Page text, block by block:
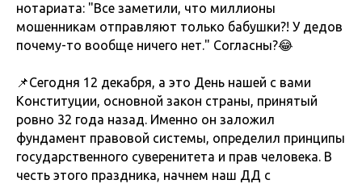
нотариата: "Все заметили, что миллионы
мошенникам отправляют только бабушки?! У дедов
почему-то вообще ничего нет." Согласны?😂
📌Сегодня 12 декабря, а это День нашей с вами
Конституции, основной закон страны, принятый
ровно 32 года назад. Именно он заложил
фундамент правовой системы, определил принципы
государственного суверенитета и прав человека. В
честь этого праздника, начнем наш ДД с